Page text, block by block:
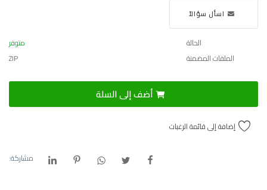
اسأل سؤالاً
الحالة
متوفر
الملفات المضمنة
ZIP
أضف إلى السلة
إضافة إلى قائمة الرغبات
مشاركة: